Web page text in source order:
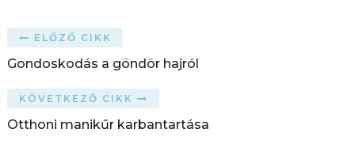
ELŐZŐ CIKK
Gondoskodás a göndör hajról
KÖVETKEZŐ CIKK
Otthoni manikűr karbantartása